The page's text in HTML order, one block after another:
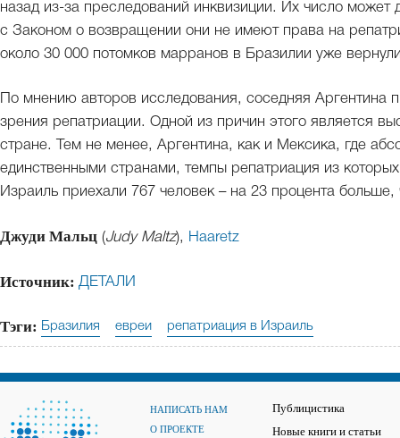
назад из-за преследований инквизиции. Их число может
с Законом о возвращении они не имеют права на
около 30 000 потомков марранов в Бразилии уже
По мнению авторов исследования, соседняя Аргентина
зрения репатриации. Одной из причин этого является
стране. Тем не менее, Аргентина, как и Мексика, где
единственными странами, темпы репатриация из
Израиль приехали 767 человек – на 23 процента больше,
Джуди Мальц (Judy Maltz), Haaretz
Источник: ДЕТАЛИ
Тэги: Бразилия евреи репатриация в Израиль
НАПИСАТЬ НАМ
О ПРОЕКТЕ
Публицистика
Новые книги и статьи